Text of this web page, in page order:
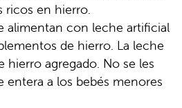
ricos en hierro.
alimentan con leche artificial
de hierro. La leche
hierro agregado. No se les
entera a los bebés menores